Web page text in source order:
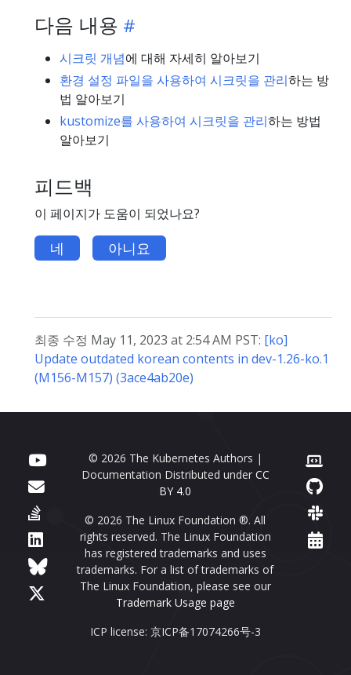
다음 내용
시크릿 개념에 대해 자세히 알아보기
환경 설정 파일을 사용하여 시크릿을 관리하는 방
법 알아보기
kustomize를 사용하여 시크릿을 관리하는 방법
알아보기
피드백
이 페이지가 도움이 되었나요?
네 아니요
최종 수정 May 11, 2023 at 2:54 AM PST: [ko]
Update outdated korean contents in dev-1.26-ko.1
(M156-M157) (3ace4ab20e)
© 2026 The Kubernetes Authors |
Documentation Distributed under CC
BY 4.0
© 2026 The Linux Foundation ®. All
rights reserved. The Linux Foundation
has registered trademarks and uses
trademarks. For a list of trademarks of
The Linux Foundation, please see our
Trademark Usage page
ICP license: 京ICP备17074266号-3